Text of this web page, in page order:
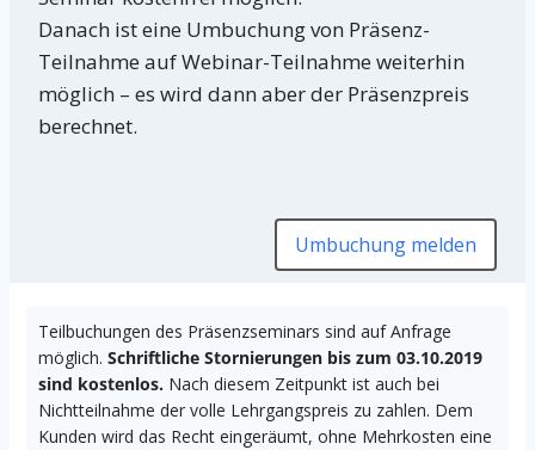
Danach ist eine Umbuchung von Präsenz-
Teilnahme auf Webinar-Teilnahme weiterhin
möglich – es wird dann aber der Präsenzpreis
berechnet.
Umbuchung melden
Teilbuchungen des Präsenzseminars sind auf Anfrage
möglich. Schriftliche Stornierungen bis zum 03.10.2019
sind kostenlos. Nach diesem Zeitpunkt ist auch bei
Nichtteilnahme der volle Lehrgangspreis zu zahlen. Dem
Kunden wird das Recht eingeräumt, ohne Mehrkosten eine